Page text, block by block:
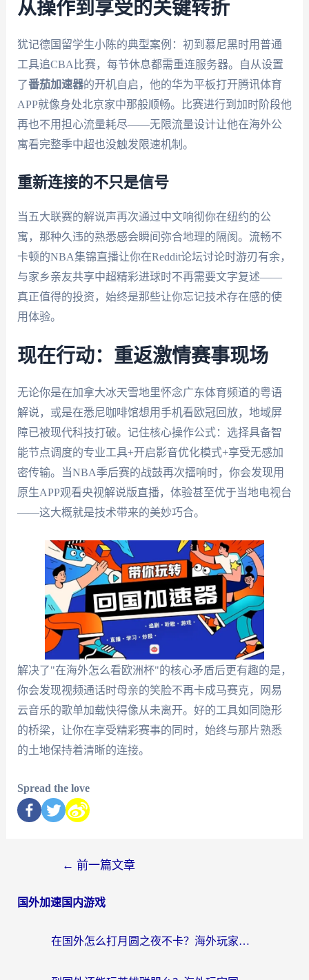
从操作到享受的关键转折
犹记德国留学生小陈的典型案例：初到慕尼黑时用普通
工具追CBA比赛，每节休息都需重连服务器。自从设置
了番茄加速器的开机自启，他的华为平板打开腾讯体育
APP就像身处北京家中那般顺畅。比赛进行到加时阶段他
再也不用担心流量耗尽——无限流量设计让他在海外公
寓看完整季中超也没触发限速机制。
重新连接的不只是信号
当五大联赛的解说声再次通过中文响彻你在纽约的公
寓，那种久违的熟悉感会瞬间弥合地理的隔阂。流畅不
卡顿的NBA集锦直播让你在Reddit论坛讨论时游刃有余，
与家乡亲友共享中超精彩进球时不再需要文字复述——
真正值得的投资，始终是那些让你忘记技术存在感的使
用体验。
现在行动：重返激情赛事现场
无论你是在加拿大冰天雪地里怀念广东体育频道的粤语
解说，或是在悉尼咖啡馆想用手机看欧冠回放，地域屏
障已被现代科技打破。记住核心操作公式：选择具备智
能节点调度的专业工具+开启影音优化模式+享受无感加
密传输。当NBA季后赛的战鼓再次擂响时，你会发现用
原生APP观看央视解说版直播，体验甚至优于当地电视台
——这大概就是技术带来的美妙巧合。
解决了"在海外怎么看欧洲杯"的核心矛盾后更有趣的是，
你会发现视频通话时母亲的笑脸不再卡成马赛克，网易
云音乐的歌单加载快得像从未离开。好的工具如同隐形
的桥梁，让你在享受精彩赛事的同时，始终与那片熟悉
的土地保持着清晰的连接。
Spread the love
← 前一篇文章
国外加速国内游戏
在国外怎么打月圆之夜不卡？海外玩家国服游戏加速终极指南（附巴西英国游戏适配方案）